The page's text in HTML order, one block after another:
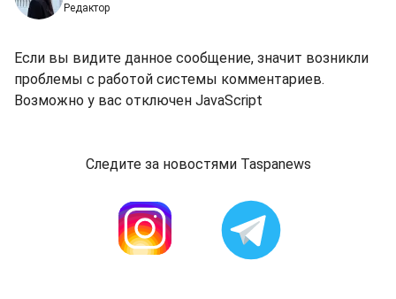
Редактор
Если вы видите данное сообщение, значит возникли
проблемы с работой системы комментариев.
Возможно у вас отключен JavaScript
Следите за новостями Taspanews